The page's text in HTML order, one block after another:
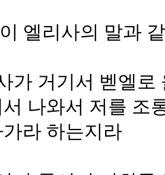
엘리사의 말과
가 거기서 벧엘
나와서 저를 조
라 하는지라